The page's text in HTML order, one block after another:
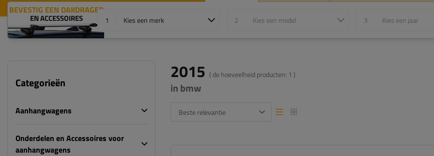
BEVESTIG EEN DAKDRAGER
EN ACCESSOIRES 1 Kies een merk 2 Kies een model 3 Kies een jaar
Categorieën
Aanhangwagens
Onderdelen en Accessoires voor
aanhangwagens
2015 ( de hoeveelheid producten: 1 )
in bmw
Beste relevantie Lijstweergave
Lijstweergave